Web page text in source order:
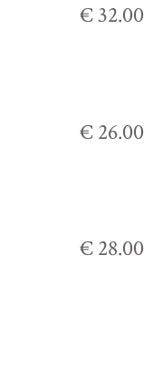
€ 32.00
€ 26.00
€ 28.00